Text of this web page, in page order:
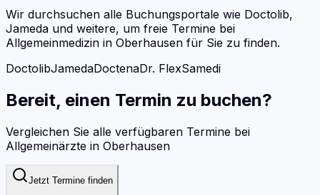
Wir durchsuchen alle Buchungsportale wie Doctolib,
Jameda und weitere, um freie Termine bei
Allgemeinmedizin in Oberhausen für Sie zu finden.
DoctolibJamedaDoctenaDr. FlexSamedi
Bereit, einen Termin zu buchen?
Vergleichen Sie alle verfügbaren Termine bei
Allgemeinärzte in Oberhausen
Jetzt Termine finden